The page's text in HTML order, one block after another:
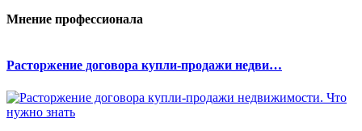
Мнение профессионала
Расторжение договора купли-продажи недви…